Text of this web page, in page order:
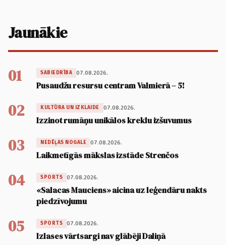
Jaunākie
01 SABIEDRĪBA 07.08.2026.
Pusaudžu resursu centram Valmierā – 5!
02 KULTŪRA UN IZKLAIDE 07.08.2026.
Izzinot rumāņu unikālos kreklu izšuvumus
03 NEDĒĻAS NOGALE 07.08.2026.
Laikmetīgās mākslas izstāde Strenčos
04 SPORTS 07.08.2026.
«Salacas Mauciens» aicina uz leģendāru nakts
piedzīvojumu
05 SPORTS 07.08.2026.
Izlases vārtsargi nav glābēji Daliņā